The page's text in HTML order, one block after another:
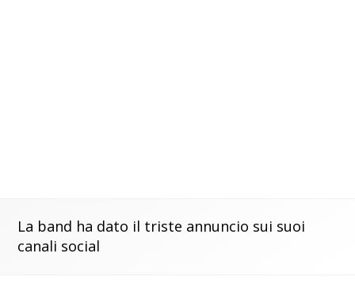
La band ha dato il triste annuncio sui suoi
canali social